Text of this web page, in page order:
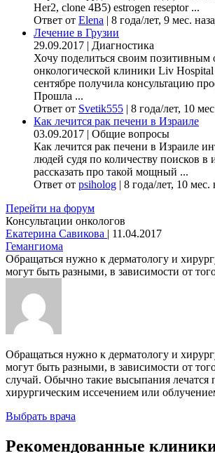
Her2, clone 4B5) estrogen reseptor ...
Ответ от Elena
8 года/лет, 9 мес.
Лечение в Грузии
29.09.2017
Диагностика
Хочу поделиться своим
онкологической клиники Liv
сентябре получила консультацию
Прошла ...
Ответ от Svetik555
8 года/лет, 10
Как лечится рак печени в Израиле
03.09.2017
Общие вопросы
Как лечится рак печени в Израиле
людей судя по количеству поисков в
рассказать про такой мощный ...
Ответ от psiholog
8 года/лет, 10 мес.
Перейти на форум
Консультации онкологов
Екатерина Савикова
11.04.2017
Гемангиома
Обращаться нужно к дерматологу и
могут быть разными, в зависимости от
Обращаться нужно к дерматологу и
могут быть разными, в зависимости от
случай. Обычно такие высыпания лечатся
хирургическим иссечением или
Выбрать врача
Рекомендованные